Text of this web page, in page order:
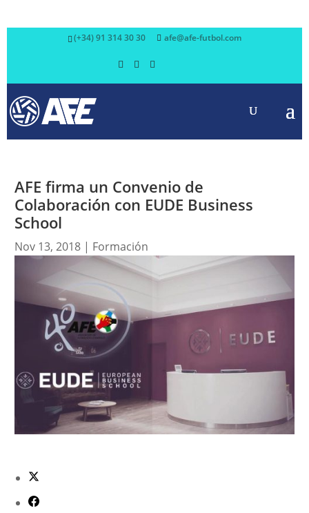
(+34) 91 314 30 30 afe@afe-futbol.com
AFE firma un Convenio de
Colaboración con EUDE Business
School
Nov 13, 2018| Formación